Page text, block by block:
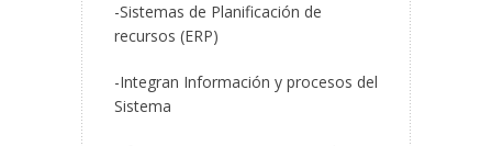
-Sistemas de Planificación de
recursos (ERP)
-Integran Información y procesos del
Sistema